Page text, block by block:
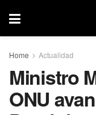
Home Actualidad
Ministro
ONU